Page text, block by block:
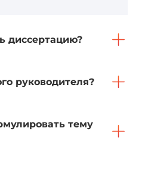
диссертацию?
руководителя?
тему